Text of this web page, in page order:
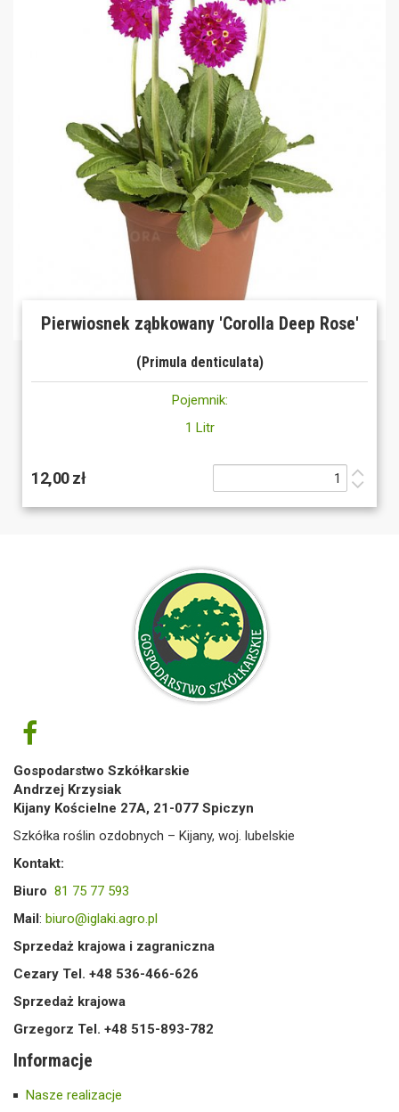
Pierwiosnek ząbkowany 'Corolla Deep Rose'
(Primula denticulata)
Pojemnik:
1 Litr
12,00 zł
Gospodarstwo Szkółkarskie
Andrzej Krzysiak
Kijany Kościelne 27A, 21-077 Spiczyn
Szkółka roślin ozdobnych – Kijany, woj. lubelskie
Kontakt:
Biuro 81 75 77 593
Mail: biuro@iglaki.agro.pl
Sprzedaż krajowa i zagraniczna
Cezary Tel. +48 536-466-626
Sprzedaż krajowa
Grzegorz Tel. +48 515-893-782
Informacje
Nasze realizacje